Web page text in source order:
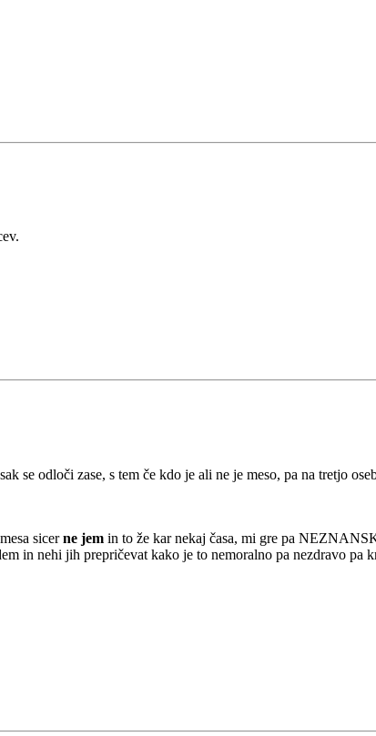
se odloči zase, s tem če kdo je ali ne je meso, pa na tretjo
sicerne jem in to že kar nekaj časa, mi gre pa
in nehi jih prepričevat kako je to nemoralno pa nezdravo pa